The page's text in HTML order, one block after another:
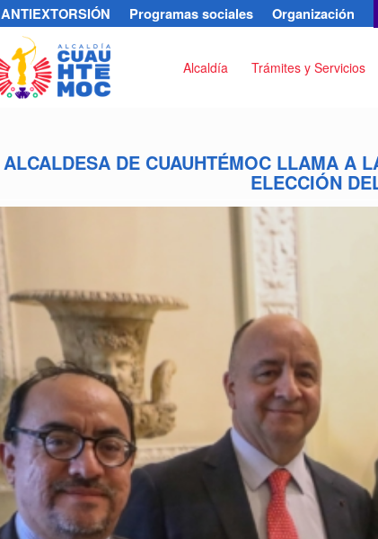
ANTIEXTORSIÓN Programas sociales Organización
Alcaldía Trámites y Servicios
ALCALDESA DE CUAUHTÉMOC LLAMA A
ELECCIÓN